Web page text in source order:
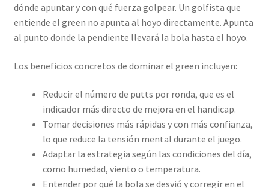
dónde apuntar y con qué fuerza golpear. Un golfista que
entiende el green no apunta al hoyo directamente. Apunta
al punto donde la pendiente llevará la bola hasta el hoyo.
Los beneficios concretos de dominar el green incluyen:
Reducir el número de putts por ronda, que es el
indicador más directo de mejora en el handicap.
Tomar decisiones más rápidas y con más confianza,
lo que reduce la tensión mental durante el juego.
Adaptar la estrategia según las condiciones del día,
como humedad, viento o temperatura.
Entender por qué la bola se desvió y corregir en el